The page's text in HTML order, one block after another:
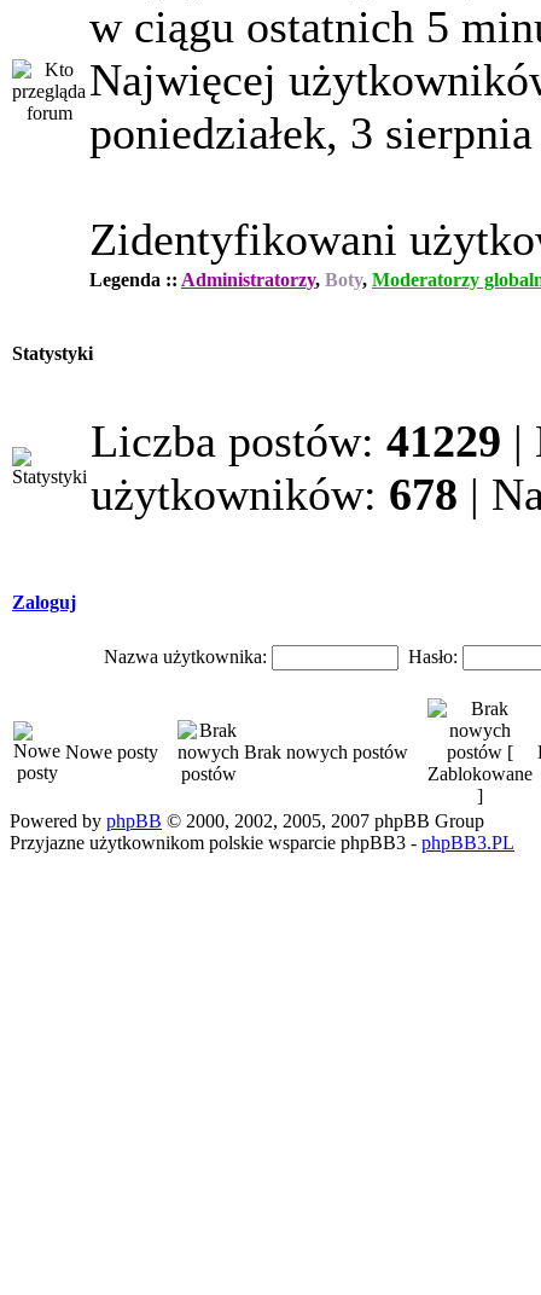
w ciągu ostatnich 5
Najwięcej
poniedziałek, 3
Zidentyfikowani
Legenda :: Administratorzy, Boty, Moderatorzy
Statystyki
Liczba postów: 41229 |
użytkowników: 678 |
Zaloguj
Nazwa użytkownika: Hasło:
Nowe posty Brak nowych postów
Powered by phpBB © 2000, 2002, 2005, 2007 phpBB Group
Przyjazne użytkownikom polskie wsparcie phpBB3 - phpBB3.PL